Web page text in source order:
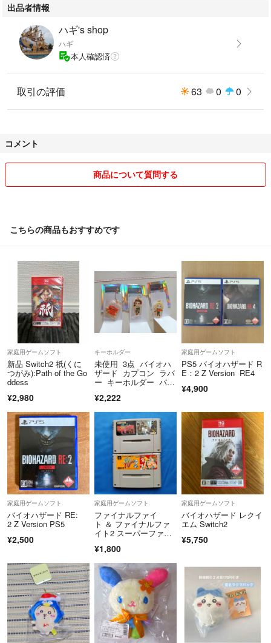
出品者情報
ハギ's shop
ハギ
本人確認済
取引の評価 63 0 0
コメント
商品について質問する
こちらの商品もおすすめです
家庭用ゲームソフト
新品 Switch2 祇(くに
つがみ):Path of the Go
ddess
¥2,980
キーホルダー
未使用 3点 バイオハ
ザード カプコン ラバ
ー キーホルダー バイ
¥2,222
家庭用ゲームソフト
PS5 バイオハザード R
E：2 Z Version RE4
¥4,900
家庭用ゲームソフト
バイオハザード RE:
2 Z Version PS5
¥2,500
家庭用ゲームソフト
ファイナルファイ
ト ＆ ファイナルファ
イト2 スーパーファミ
¥1,800
家庭用ゲームソフト
バイオハザード レクイ
エム Switch2
¥5,750